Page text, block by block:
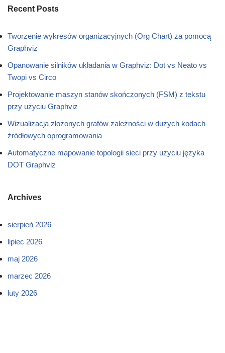
Recent Posts
Tworzenie wykresów organizacyjnych (Org Chart) za pomocą
Graphviz
Opanowanie silników układania w Graphviz: Dot vs Neato vs
Twopi vs Circo
Projektowanie maszyn stanów skończonych (FSM) z tekstu
przy użyciu Graphviz
Wizualizacja złożonych grafów zależności w dużych kodach
źródłowych oprogramowania
Automatyczne mapowanie topologii sieci przy użyciu języka
DOT Graphviz
Archives
sierpień 2026
lipiec 2026
maj 2026
marzec 2026
luty 2026